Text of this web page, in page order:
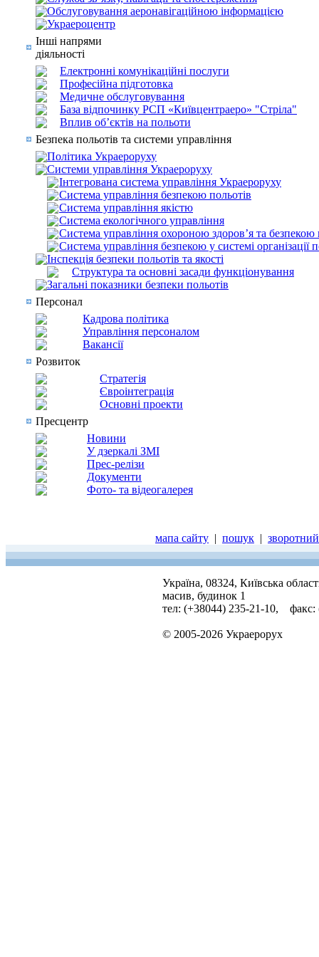
Обслуговування аеронавігаційною інформацією
Украероцентр
Інші напрями
діяльності
Електронні комунікаційні послуги
Професійна підготовка
Медичне обслуговування
База відпочинку РСП «Київцентраеро» "Стріла"
Вплив об’єктів на польоти
Безпека польотів та системи управління
Політика Украероруху
Системи управління Украероруху
Інтегрована система управління Украероруху
Система управління безпекою польотів
Система управління якістю
Система екологічного управління
Система управління охороною здоров’я та безпекою
Система управління безпекою у системі
Інспекція безпеки польотів та якості
Структура та основні засади функціонування
Загальні показники безпеки польотів
Персонал
Кадрова політика
Управління персоналом
Вакансії
Розвиток
Стратегія
Євроінтеграція
Основні проекти
Пресцентр
Новини
У дзеркалі ЗМІ
Прес-релізи
Документи
Фото- та відеогалерея
мапа сайту | пошук |
Україна, 08324, Київська
масив, будинок 1
тел: (+38044) 235-21-10, факс:
© 2005-2026 Украерорух